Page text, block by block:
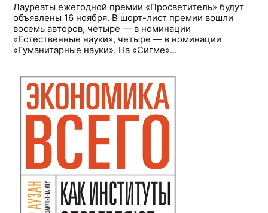
Лауреаты ежегодной премии «Просветитель» будут
объявлены 16 ноября. В шорт-лист премии вошли
восемь авторов, четыре — в номинации
«Естественные науки», четыре — в номинации
«Гуманитарные науки». На «Сигме»...